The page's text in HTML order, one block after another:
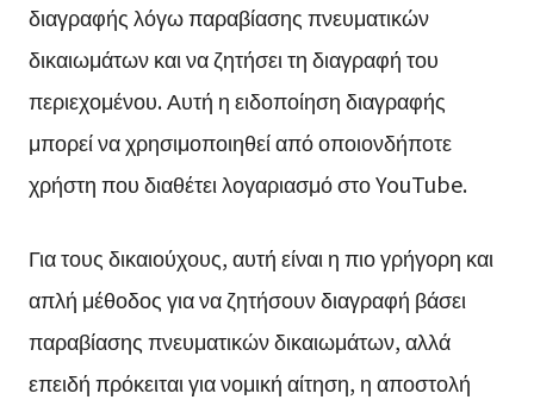
διαγραφής λόγω παραβίασης πνευματικών
δικαιωμάτων και να ζητήσει τη διαγραφή του
περιεχομένου. Αυτή η ειδοποίηση διαγραφής
μπορεί να χρησιμοποιηθεί από οποιονδήποτε
χρήστη που διαθέτει λογαριασμό στο YouTube.
Για τους δικαιούχους, αυτή είναι η πιο γρήγορη και
απλή μέθοδος για να ζητήσουν διαγραφή βάσει
παραβίασης πνευματικών δικαιωμάτων, αλλά
επειδή πρόκειται για νομική αίτηση, η αποστολή